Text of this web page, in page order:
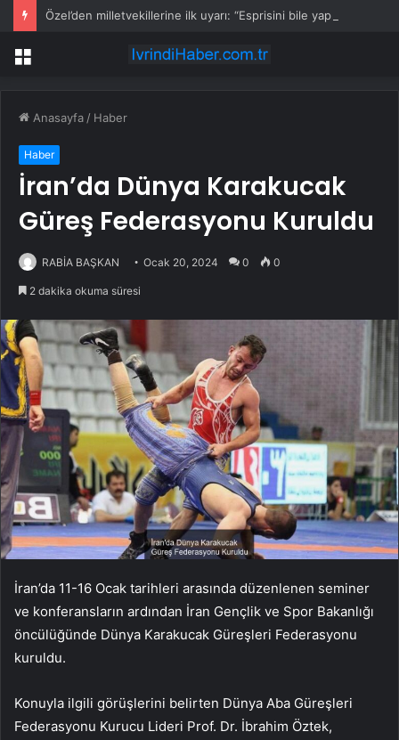
Menü
Anasayfa / Haber
Haber
İran’da Dünya Karakucak
Güreş Federasyonu Kuruldu
RABİA BAŞKAN Ocak 20, 2024 0 0
2 dakika okuma süresi
İran’da 11-16 Ocak tarihleri ​​arasında düzenlenen seminer
ve konferansların ardından İran Gençlik ve Spor Bakanlığı
öncülüğünde Dünya Karakucak Güreşleri Federasyonu
kuruldu.
Konuyla ilgili görüşlerini belirten Dünya Aba Güreşleri
Federasyonu Kurucu Lideri Prof. Dr. İbrahim Öztek,